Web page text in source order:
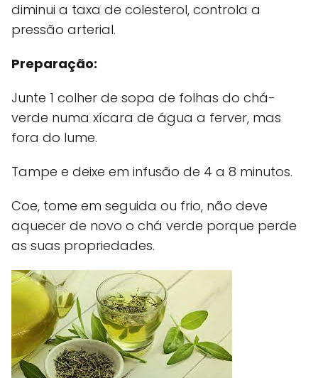
diminui a taxa de colesterol, controla a
pressão arterial.
Preparação:
Junte 1 colher de sopa de folhas do chá-
verde numa xícara de água a ferver, mas
fora do lume.
Tampe e deixe em infusão de 4 a 8 minutos.
Coe, tome em seguida ou frio, não deve
aquecer de novo o chá verde porque perde
as suas propriedades.